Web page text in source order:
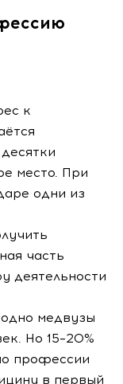
к
место. При
одни из
часть
деятельности
медвузы
Но 15–20%
профессии
в первый